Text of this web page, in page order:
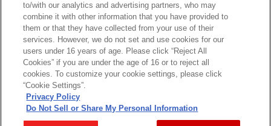
ウェブサイトご利用条件
ソーシャルメディアポリシー
個人情報保護方針
お問い合わせ
©BANDAI
コピーライト一覧を表示する
to/with our analytics and advertising partners, who may
combine it with other information that you have provided to
them or that they have collected from your use of their
services. However, we do not set and use cookies for our
users under 16 years of age. Please click “Reject All
Cookies” if you are under the age of 16 or to reject all
cookies. To customize your cookie settings, please click
“Cookie Settings”.
Privacy Policy
Do Not Sell or Share My Personal Information